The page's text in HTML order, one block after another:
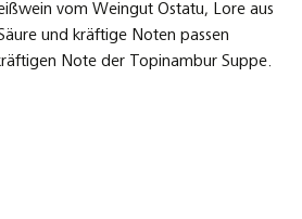
vom Weingut Ostatu, Lore aus
und kräftige Noten passen
Note der Topinambur Suppe.